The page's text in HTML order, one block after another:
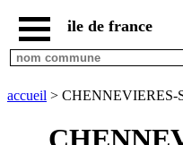
accueil
paris
communes
communes
ile de france
accueil > CHENNEVIERES-